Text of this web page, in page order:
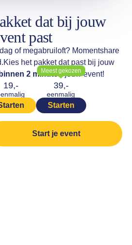
dat bij jouw
past
of megabruiloft? Momentshare
Kies het pakket dat past bij jouw
binnen 2 minutenjouw event!
19,-
Meest gekozen
39,-
eenmalig
Starten
Start je event